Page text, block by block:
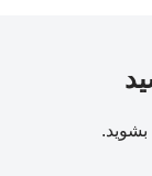
بشوید.